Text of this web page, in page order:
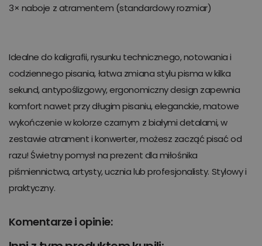
3× naboje z atramentem (standardowy rozmiar)
Idealne do kaligrafii, rysunku technicznego, notowania i
codziennego pisania, łatwa zmiana stylu pisma w kilka
sekund, antypoślizgowy, ergonomiczny design zapewnia
komfort nawet przy długim pisaniu, eleganckie, matowe
wykończenie w kolorze czarnym z białymi detalami, w
zestawie atrament i konwerter, możesz zacząć pisać od
razu! Świetny pomysł na prezent dla miłośnika
piśmiennictwa, artysty, ucznia lub profesjonalisty. Stylowy i
praktyczny.
Komentarze i opinie: